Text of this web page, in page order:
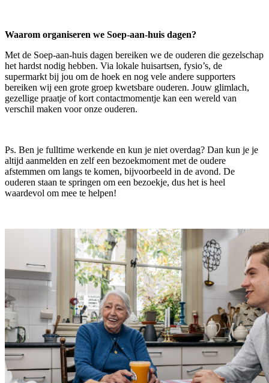
Waarom organiseren we Soep-aan-huis dagen?
Met de Soep-aan-huis dagen bereiken we de ouderen die gezelschap
het hardst nodig hebben. Via lokale huisartsen, fysio’s, de
supermarkt bij jou om de hoek en nog vele andere supporters
bereiken wij een grote groep kwetsbare ouderen. Jouw glimlach,
gezellige praatje of kort contactmomentje kan een wereld van
verschil maken voor onze ouderen.
Ps. Ben je fulltime werkende en kun je niet overdag? Dan kun je je
altijd aanmelden en zelf een bezoekmoment met de oudere
afstemmen om langs te komen, bijvoorbeeld in de avond. De
ouderen staan te springen om een bezoekje, dus het is heel
waardevol om mee te helpen!